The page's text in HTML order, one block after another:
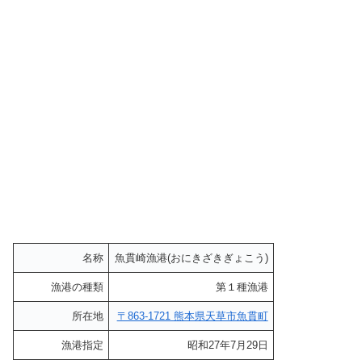
名称 魚貫崎漁港(おにきざきぎょこう)
漁港の種類 第１種漁港
所在地 〒863-1721 熊本県天草市魚貫町
漁港指定 昭和27年7月29日